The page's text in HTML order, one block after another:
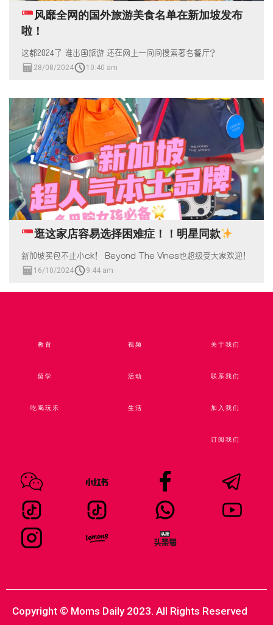
风靡全网的国外旅游美食名单在新加坡发布
啦！
28/08/2024 10:40 am
逛这家店容易选择困难症！！明星同款
新加坡买包不止小ck！ Beyond The Vines也超级受大家欢迎！
16/10/2024 9:44 am
教育
留学
吃喝玩乐
视频​
活动
生活
关于我们
联系我们
加入我们
订阅我们
Copyright © Moms Daily 2023. All Rights Reserved